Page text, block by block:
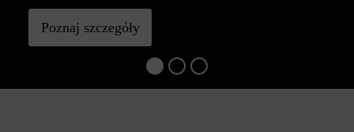
Poznaj szczegóły